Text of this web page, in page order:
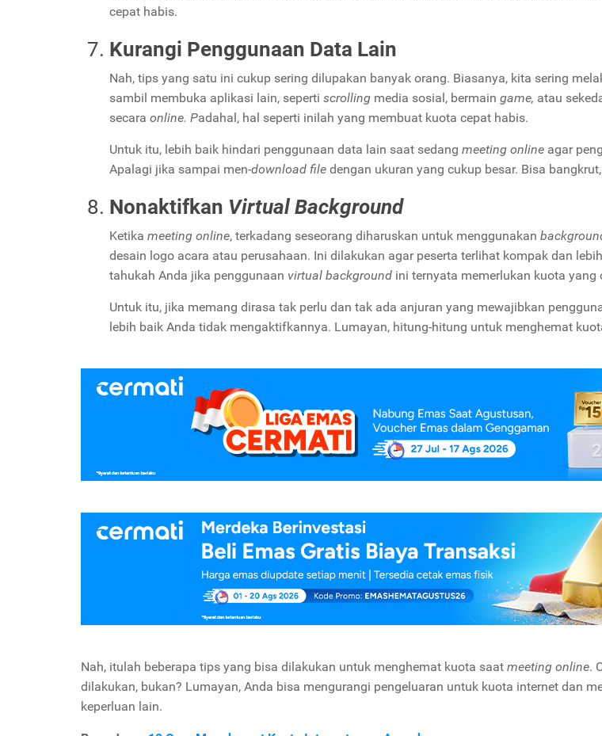
cepat habis.
Kurangi Penggunaan Data Lain
Nah, tips yang satu ini cukup sering dilupakan banyak orang. Biasanya, kita sering
sambil membuka aplikasi lain, seperti scrolling media sosial, bermain game, atau
secara online. Padahal, hal seperti inilah yang membuat kuota cepat habis.
Untuk itu, lebih baik hindari penggunaan data lain saat sedang meeting online agar
Apalagi jika sampai men-download file dengan ukuran yang cukup besar. Bisa bangkrut,
Nonaktifkan Virtual Background
Ketika meeting online, terkadang seseorang diharuskan untuk menggunakan
desain logo acara atau perusahaan. Ini dilakukan agar peserta terlihat kompak dan lebih
tahukah Anda jika penggunaan virtual background ini ternyata memerlukan kuota yang
Untuk itu, jika memang dirasa tak perlu dan tak ada anjuran yang mewajibkan
lebih baik Anda tidak mengaktifkannya. Lumayan, hitung-hitung untuk menghemat
Nah, itulah beberapa tips yang bisa dilakukan untuk menghemat kuota saat meeting online.
dilakukan, bukan? Lumayan, Anda bisa mengurangi pengeluaran untuk kuota internet dan
keperluan lain.